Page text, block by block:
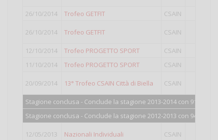
26/10/2014 Trofeo GETFIT CSAIN
26/10/2014 Trofeo GETFIT CSAIN
12/10/2014 Trofeo PROGETTO SPORT CSAIN
11/10/2014
Trofeo PROGETTO SPORT CSAIN
20/09/2014 13° Trofeo CSAIN Città di Biella CSAIN
Stagione conclusa - Conclude la stagione 2013-2014 con 913
Stagione conclusa - Conclude la stagione 2012-2013 con 940 punti.
12/05/2013 Nazionali Individuali CSAIN